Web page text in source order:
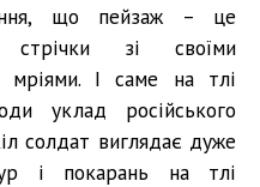
що пейзаж – це
стрічки зі своїми
мріями. І саме на тлі
уклад російського
солдат виглядає дуже
і покарань на тлі